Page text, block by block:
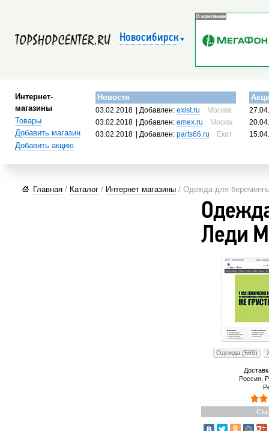
Новосибирск
Интернет-
магазины
Товары
Добавить магазин
Добавить акцию
Новости
03.02.2018 | Добавлен:exist.ru
Москва, Россия
03.02.2018
| Добавлен:emex.ru
Москва, Россия
03.02.2018
| Добавлен:parts66.ru Екатеринбург,
Главная / Каталог / Интернет магазины / Одежда для
Леди
Одежда (569)
Россия,